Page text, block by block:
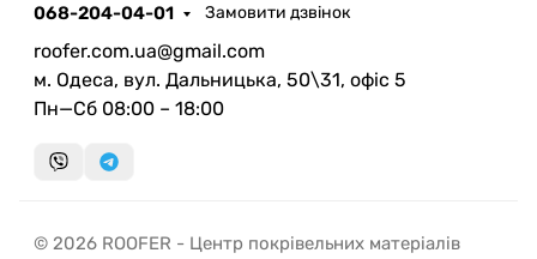
068-204-04-01 Замовити дзвінок
roofer.com.ua@gmail.com
м. Одеса, вул. Дальницька, 50\31, офіс 5
Пн—Сб 08:00 – 18:00
© 2026 ROOFER - Центр покрівельних матеріалів
миттєвий зворотний виклик